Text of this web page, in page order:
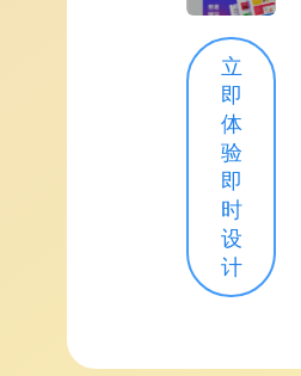
立
即
体
验
即
时
设
计